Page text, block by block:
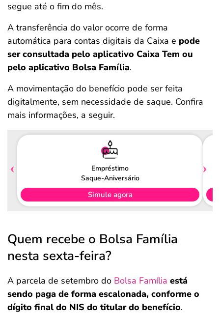
segue até o fim do mês.
A transferência do valor ocorre de forma
automática para contas digitais da Caixa e pode
ser consultada pelo aplicativo Caixa Tem ou
pelo aplicativo Bolsa Família.
A movimentação do benefício pode ser feita
digitalmente, sem necessidade de saque. Confira
mais informações, a seguir.
Empréstimo
Saque-Aniversário
Simule agora
Quem recebe o Bolsa Família
nesta sexta-feira?
A parcela de setembro do Bolsa Família está
sendo paga de forma escalonada, conforme o
dígito final do NIS do titular do benefício.